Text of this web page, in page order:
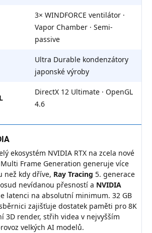
3× WINDFORCE ventilátor ·
Vapor Chamber · Semi-
passive
Ultra Durable kondenzátory
japonské výroby
DirectX 12 Ultimate · OpenGL
4.6
ekosystém NVIDIA RTX na zcela nové
Frame Generation generuje více
než kdy dříve, Ray Tracing 5. generace
nevídanou přesností a NVIDIA
latenci na absolutní minimum. 32 GB
zajišťuje dostatek paměti pro 8K
3D render, střih videa v nejvyšším
velkých AI modelů.